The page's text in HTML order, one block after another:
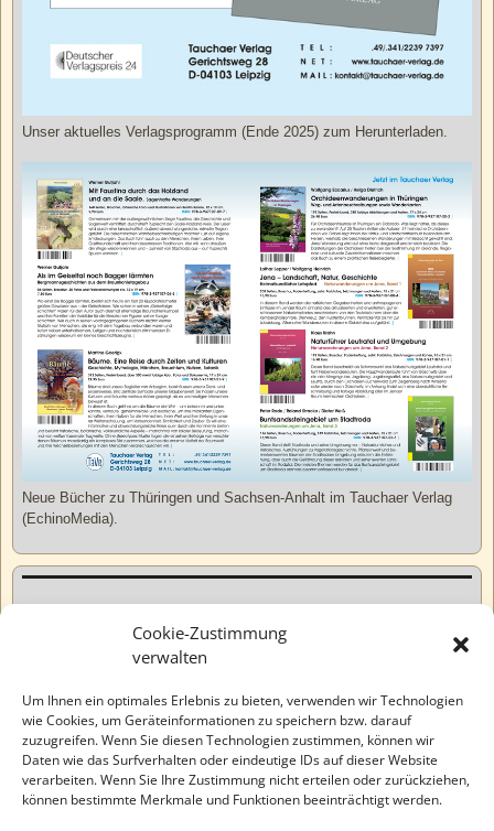
Cookie-Zustimmung
verwalten
Um Ihnen ein optimales Erlebnis zu bieten, verwenden wir Technologien
wie Cookies, um Geräteinformationen zu speichern bzw. darauf
zuzugreifen. Wenn Sie diesen Technologien zustimmen, können wir
Daten wie das Surfverhalten oder eindeutige IDs auf dieser Website
verarbeiten. Wenn Sie Ihre Zustimmung nicht erteilen oder zurückziehen,
können bestimmte Merkmale und Funktionen beeinträchtigt werden.
Unser aktuelles Verlagsprogramm (Ende 2025) zum Herunterladen.
Neue Bücher zu Thüringen und Sachsen-Anhalt im Tauchaer Verlag
(EchinoMedia).
Varia